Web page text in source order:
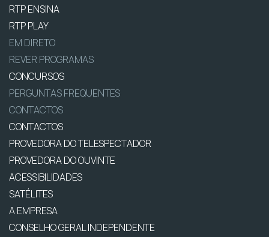
RTP ENSINA
RTP PLAY
EM DIRETO
REVER PROGRAMAS
CONCURSOS
PERGUNTAS FREQUENTES
CONTACTOS
CONTACTOS
PROVEDORA DO TELESPECTADOR
PROVEDORA DO OUVINTE
ACESSIBILIDADES
SATÉLITES
A EMPRESA
CONSELHO GERAL INDEPENDENTE